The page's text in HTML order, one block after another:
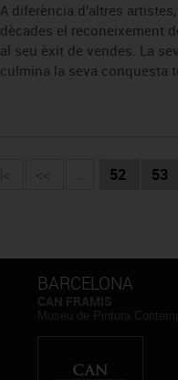
A diferència d'altres
dècades el reconeixement
al seu èxit de vendes. La
culmina la seva conquesta
|< << ... 52 53
BARCELONA